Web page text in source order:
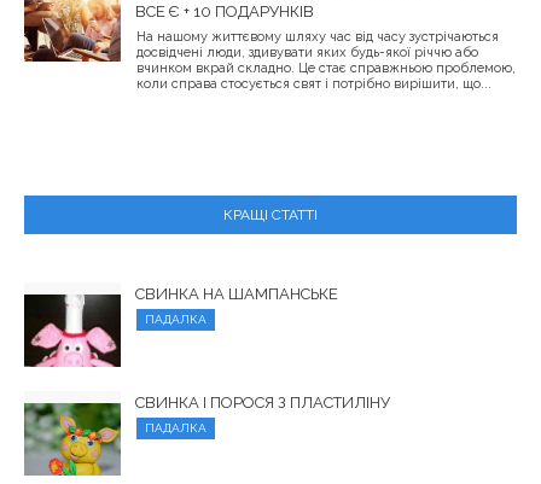
ВСЕ Є + 10 ПОДАРУНКІВ
На нашому життєвому шляху час від часу зустрічаються
досвідчені люди, здивувати яких будь-якої річчю або
вчинком вкрай складно. Це стає справжньою проблемою,
коли справа стосується свят і потрібно вирішити, що...
КРАЩІ СТАТТІ
СВИНКА НА ШАМПАНСЬКЕ
ПАДАЛКА
СВИНКА І ПОРОСЯ З ПЛАСТИЛІНУ
ПАДАЛКА